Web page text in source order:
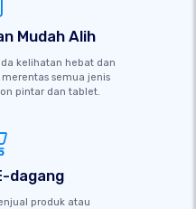
Mudah Alih
kelihatan hebat dan
semua jenis
pintar dan tablet.
dagang
produk atau